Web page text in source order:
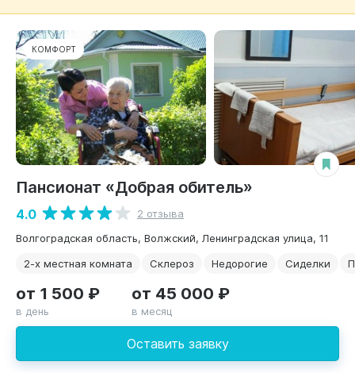
КОМФОРТ
Пансионат «Добрая обитель»
4.0
2 отзыва
Волгоградская область, Волжский, Ленинградская улица, 11
2-х местная комната
Склероз Недорогие Сиделки
Оставить заявку
от 1 500 ₽
в день
от 45 000 ₽
в месяц